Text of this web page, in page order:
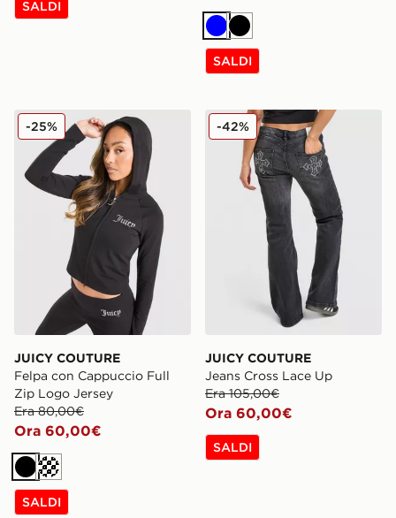
SALDI
BluNero
SALDI
JUICY COUTURE Felpa con Cappuccio Full Zip Logo
JUICY COUTURE
Felpa con Cappuccio Full
Zip Logo Jersey
Era 80,00€
Ora 60,00€
-25%
NeroCrema
SALDI
JUICY COUTURE Jeans
JUICY COUTURE
Jeans Cross Lace Up
Era 105,00€
Ora 60,00€
-42%
SALDI